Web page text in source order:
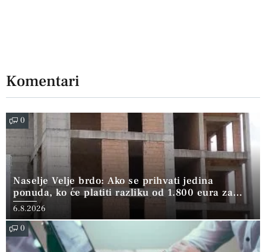
Komentari
0
Naselje Velje brdo: Ako se prihvati jedina
ponuda, ko će platiti razliku od 1.800 eura za
kvadrat?
6.8.2026
0